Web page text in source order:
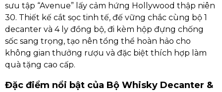
sưu tập “Avenue” lấy cảm hứng Hollywood thập niên
30. Thiết kế cắt sọc tinh tế, đế vững chắc cùng bộ 1
decanter và 4 ly đồng bộ, đi kèm hộp đựng chống
sốc sang trọng, tạo nên tổng thể hoàn hảo cho
không gian thưởng rượu và đặc biệt thích hợp làm
quà tặng cao cấp.
Đặc điểm nổi bật của Bộ Whisky Decanter &